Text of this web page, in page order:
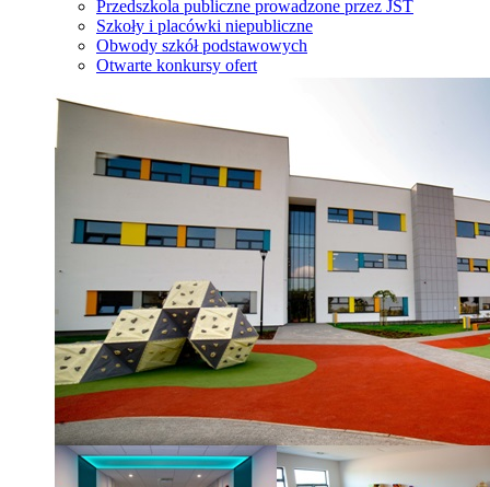
Przedszkola publiczne prowadzone przez JST
Szkoły i placówki niepubliczne
Obwody szkół podstawowych
Otwarte konkursy ofert